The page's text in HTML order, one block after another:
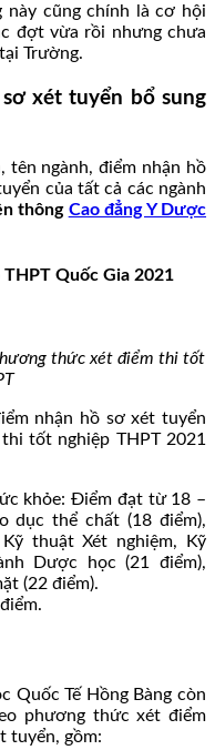
cũng chính là cơ hội
đợt vừa rồi nhưng chưa
Trường.
xét tuyển bổ sung
tên ngành, điểm nhận hồ
của tất cả các ngành
thông Cao đẳng Y Dược
Quốc Gia 2021
thức xét điểm thi tốt
nhận hồ sơ xét tuyển
tốt nghiệp THPT 2021
khỏe: Điểm đạt từ 18 –
dục thể chất (18 điểm),
thuật Xét nghiệm, Kỹ
Dược học (21 điểm),
(22 điểm).
Quốc Tế Hồng Bàng còn
phương thức xét điểm
tuyển, gồm: